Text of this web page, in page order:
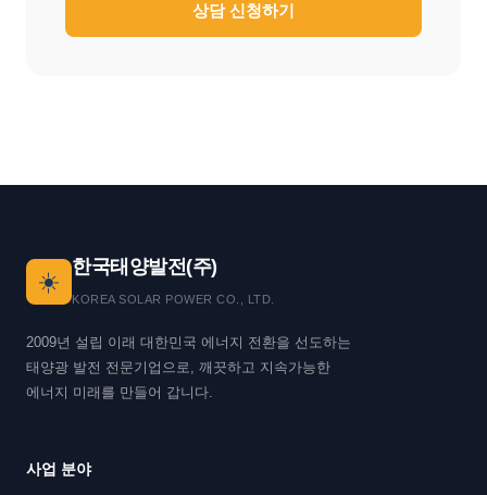
상담 신청하기
☀️
한국태양발전(주)
KOREA SOLAR POWER CO., LTD.
2009년 설립 이래 대한민국 에너지 전환을 선도하는
태양광 발전 전문기업으로, 깨끗하고 지속가능한
에너지 미래를 만들어 갑니다.
사업 분야